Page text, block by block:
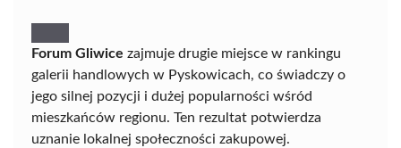
Forum Gliwice zajmuje drugie miejsce w rankingu
galerii handlowych w Pyskowicach, co świadczy o
jego silnej pozycji i dużej popularności wśród
mieszkańców regionu. Ten rezultat potwierdza
uznanie lokalnej społeczności zakupowej.